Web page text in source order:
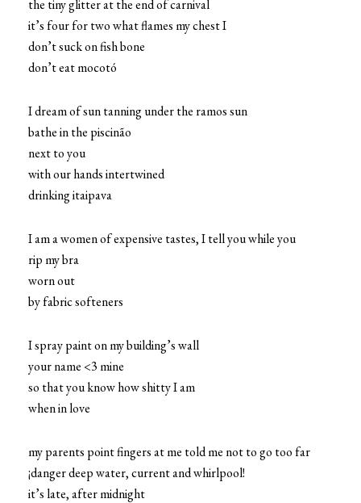
the tiny glitter at the end of carnival
it’s four for two what flames my chest I
don’t suck on fish bone
don’t eat mocotó
I dream of sun tanning under the ramos sun
bathe in the piscinão
next to you
with our hands intertwined
drinking itaipava
I am a women of expensive tastes, I tell you while you
rip my bra
worn out
by fabric softeners
I spray paint on my building’s wall
your name <3 mine
so that you know how shitty I am
when in love
my parents point fingers at me told me not to go too far
¡danger deep water, current and whirlpool!
it’s late, after midnight